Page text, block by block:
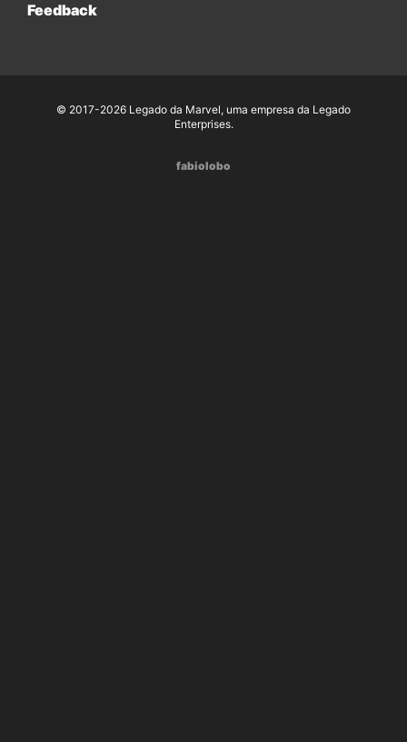
Feedback
© 2017-2026 Legado da Marvel, uma empresa da Legado
Enterprises.
fabiolobo